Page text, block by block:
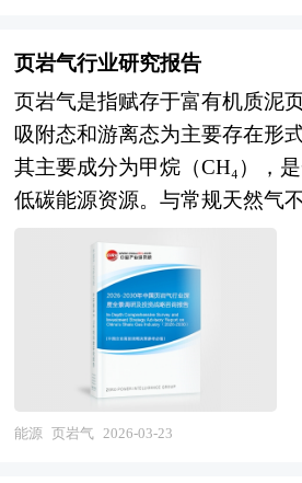
利性，经济上的合理性，技术
以及建设条件的可能性和可行
提供科学依据。 投资可行性报
府审批核准用可行性研究报告
报告。审批核准用的可行性研
的社会经济效益和影响；融资
在经济上是否可行。具体概括
产业扶持，银行贷款，融资投
投资、上市融资、中外合作，
司、征用土地、申请高新技术
告。 《2026-2030年版重晶石
告》由中研普华咨询公司领衔
庞大的细分市场数据库，在大
等进行了分析，并重点分析了
展状况和特点，以及中国固废
挑战、企业的发展策略等。报
理行业发展态势作了详细分析
进行了趋向研判，是固废处理
构等单位准确了解目前固废处
把握企业定位和发展方向不可
环境质量改善成效显著。未来
在"节水优先、空间均衡、系统
水思路与"美丽中国建设"的双重
增效与创新发展的新阶段。从
深化与城乡供水一体化释放存
护、黄河流域生态保护等重大
场，农村供水保障与污水治理
预计产业将保持稳健增长，运
资产模式创新成为主旋律。产
模运营经验、智慧水务能力、
解决方案提供能力的全国性水
铁冶炼、化工生产等国民经济
性能源的基础性与现代煤化工
质，是关系国家能源安全与经
业。 在市场竞争日益激烈、新
天，要开发一个新品并能迅速
是可想而知的。只有经过科学
分析、竞争对手的分析，做到
业开发的新产品立于不败之地
前需要对相关产品的市场做整
手的市场状况，了解消费者的
找准市场切入点，实现企业预
过多个新产品上市调查项目的
页岩气行业研究报告
页岩气是指赋存于富有机质泥
吸附态和游离态为主要存在形
其主要成分为甲烷（CH₄），
低碳能源资源。与常规天然气
（页岩）自身既是天然气生成
封盖天然气的储层与盖层，无
可在源岩内部聚集，形成大面
这种成藏模式决定了页岩气藏
低渗透率的物理特性，岩石致
和裂缝多处于纳米级尺度，导
能源 页岩气 2026-03-23